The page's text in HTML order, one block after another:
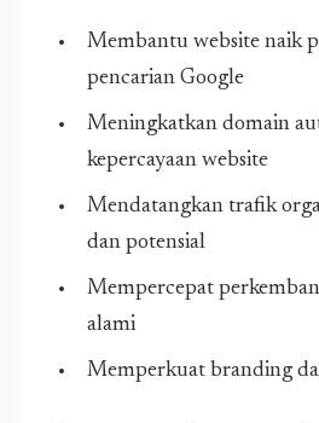
Membantu website naik
pencarian Google
Meningkatkan domain
kepercayaan website
Mendatangkan trafik
dan potensial
Mempercepat
alami
Memperkuat branding